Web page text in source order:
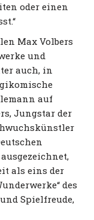
oder einen
Max Volbers
und
auch, in
auf
Jungstar der
als eins der
des
Spielfreude,